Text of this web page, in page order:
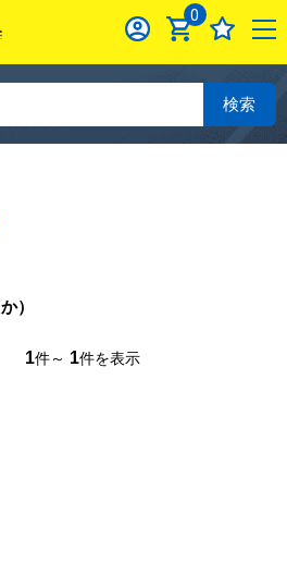
0
検索
）
1件～ 1件を表示